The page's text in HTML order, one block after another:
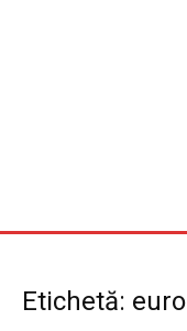
Etichetă: euro